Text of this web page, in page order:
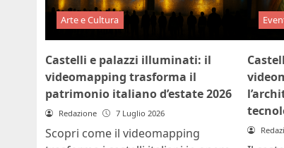
Arte e Cultura
Castelli e palazzi illuminati: il
videomapping trasforma il
patrimonio italiano d’estate 2026
Redazione 7 Luglio 2026
Scopri come il videomapping